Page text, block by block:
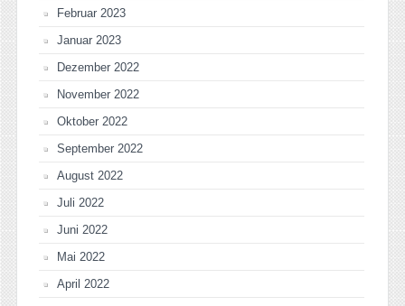
Februar 2023
Januar 2023
Dezember 2022
November 2022
Oktober 2022
September 2022
August 2022
Juli 2022
Juni 2022
Mai 2022
April 2022